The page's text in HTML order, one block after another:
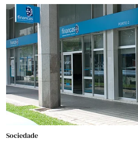
Sociedade